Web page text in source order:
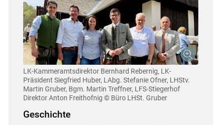
LK-Kammeramtsdirektor Bernhard Rebernig, LK-
Präsident Siegfried Huber, LAbg. Stefanie Ofner, LHStv.
Martin Gruber, Bgm. Martin Treffner, LFS-Stiegerhof
Direktor Anton Freithofnig © Büro LHSt. Gruber
Geschichte